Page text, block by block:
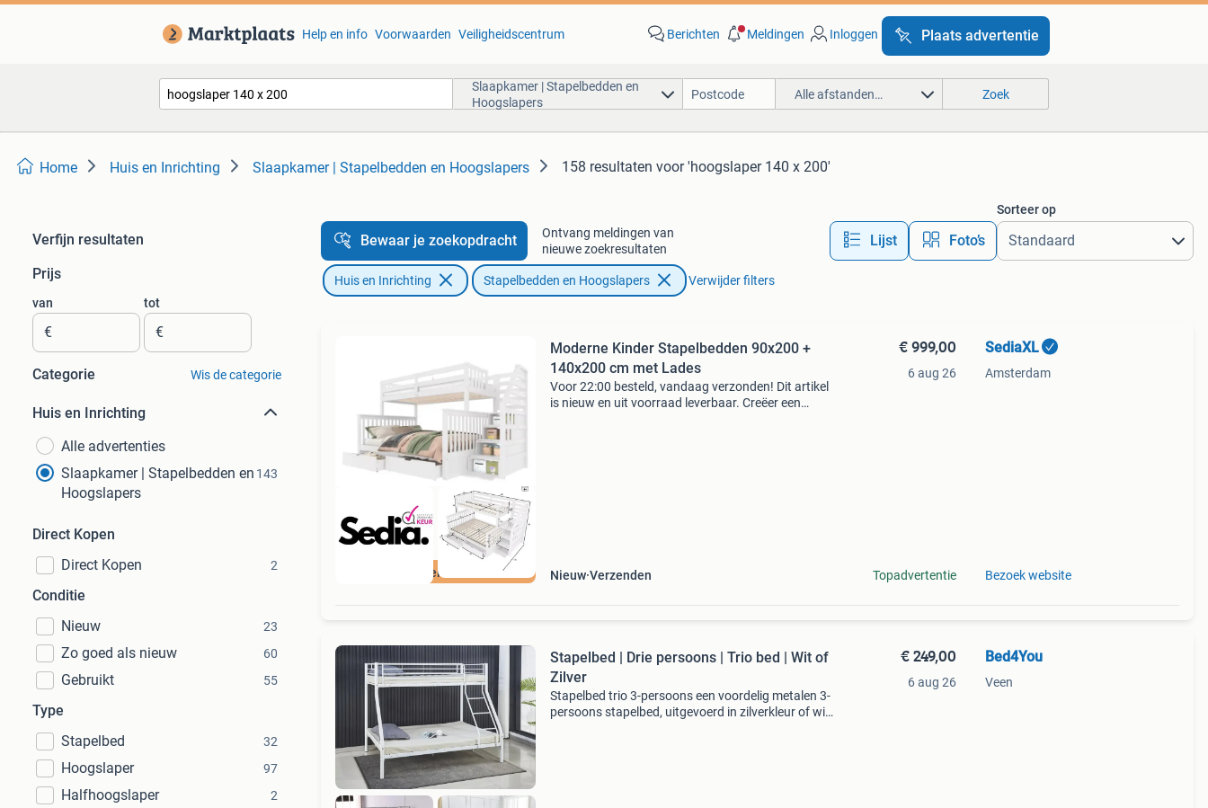
Help en info Voorwaarden Veiligheidscentrum Berichten Meldingen Inloggen Plaats advertentie
Slaapkamer | Stapelbedden en
Hoogslapers
Alle afstanden… Zoek
Home Huis en Inrichting Slaapkamer | Stapelbedden en Hoogslapers 158 resultaten voor 'hoogslaper 140 x 200'
Verfijn resultaten
Prijs
van
€
tot
€
Categorie Wis de categorie
Huis en Inrichting
Alle advertenties
Slaapkamer | Stapelbedden en
Hoogslapers
143
Direct Kopen
Direct Kopen
2
Conditie
Nieuw
23
Zo goed als nieuw 60
Gebruikt 55
Type
Stapelbed
32
Hoogslaper 97
Halfhoogslaper 2
Bewaar je zoekopdracht
Ontvang meldingen van
nieuwe zoekresultaten
Lijst Foto’s
Sorteer op
Huis en Inrichting Stapelbedden en Hoogslapers Verwijder filters
Beoordeeld met 9+
Moderne Kinder Stapelbedden 90x200 +
140x200 cm met Lades
Voor 22:00 besteld, vandaag verzonden! Dit artikel
is nieuw en uit voorraad leverbaar. Creëer een
Nieuw Verzenden
€ 999,00
6 aug 26
Topadvertentie
SediaXL
Amsterdam
Bezoek website
Stapelbed | Drie persoons | Trio bed | Wit of
Zilver
Stapelbed trio 3-persoons een voordelig metalen 3-
persoons stapelbed, uitgevoerd in zilverkleur of wit
€ 249,00
6 aug 26
Bed4You
Veen